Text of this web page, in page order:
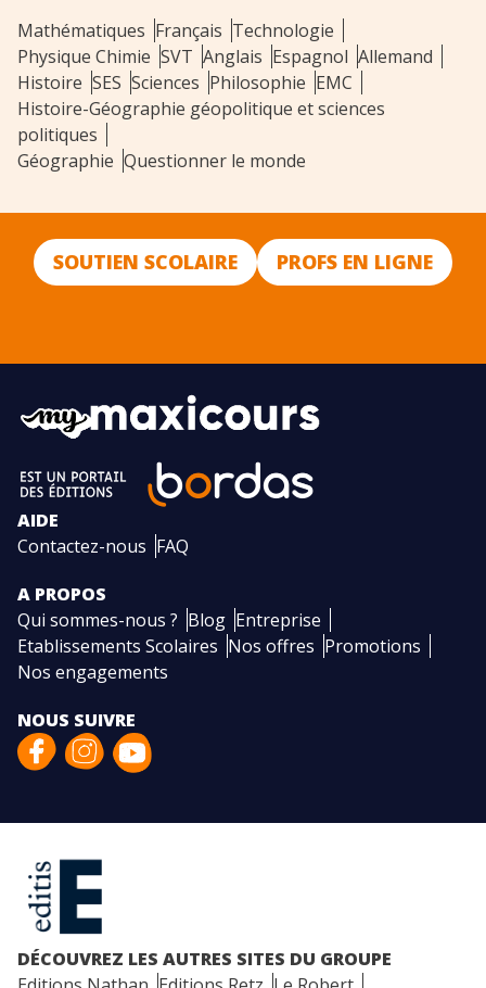
Mathématiques Français Technologie
Physique Chimie SVT Anglais Espagnol Allemand
Histoire SES Sciences Philosophie EMC
Histoire-Géographie géopolitique et sciences
politiques
Géographie Questionner le monde
SOUTIEN SCOLAIRE PROFS EN LIGNE
AIDE
Contactez-nous FAQ
A PROPOS
Qui sommes-nous ? Blog Entreprise
Etablissements Scolaires Nos offres Promotions
Nos engagements
NOUS SUIVRE
DÉCOUVREZ LES AUTRES SITES DU GROUPE